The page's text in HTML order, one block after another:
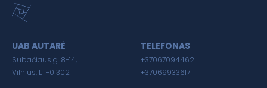
UAB AUTARĖ
Subačiaus g. 8-14,
Vilnius, LT-01302
TELEFONAS
+37067094462
+37069933617